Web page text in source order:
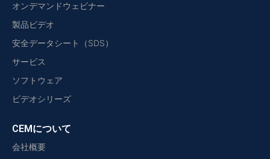
オンデマンドウェビナー
製品ビデオ
安全データシート（SDS）
サービス
ソフトウェア
ビデオシリーズ
CEMについて
会社概要